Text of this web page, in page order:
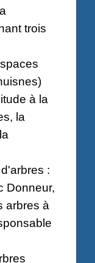
trois
à la
la
:
Donneur,
arbres à